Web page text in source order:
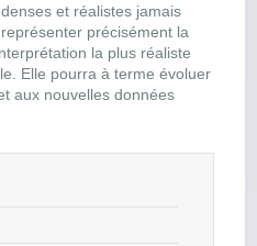
et réalistes jamais
précisément la
la plus réaliste
Elle pourra à terme évoluer
aux nouvelles données